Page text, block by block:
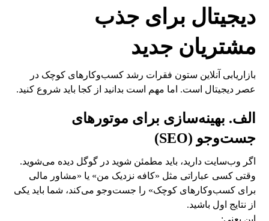
دیجیتال برای جذب
مشتریان جدید
بازاریابی آنلاین ستون فقرات رشد کسب‌وکارهای کوچک در
عصر دیجیتال است. اما مهم است بدانید از کجا باید شروع کنید.
الف. بهینه‌سازی برای موتورهای
جست‌وجو (SEO)
اگر وب‌سایت دارید، باید مطمئن شوید در گوگل دیده می‌شوید.
وقتی کسی عباراتی مثل «کافه نزدیک من» یا «مشاور مالی
برای کسب‌وکارهای کوچک» را جست‌وجو می‌کند، شما باید یکی
از نتایج اول باشید.